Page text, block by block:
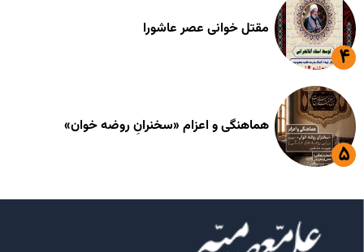
مقتل خوانی عصر عاشورا
هماهنگی و اعزام «سخنرانِ روضه خوان»